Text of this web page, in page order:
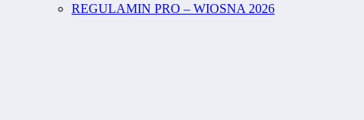
REGULAMIN PRO – WIOSNA 2026